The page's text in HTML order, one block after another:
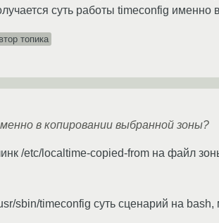
суть работы timeconfig
топика
в копировании выбранной зоны?
/etc/localtime-copied-from на файл
sbin/timeconfig суть сценарий на bash,